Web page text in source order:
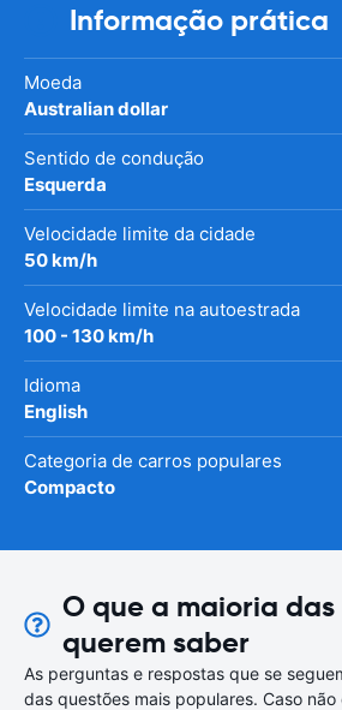
Informação prática
Moeda
Australian dollar
Sentido de condução
Esquerda
Velocidade limite da cidade
50 km/h
Velocidade limite na autoestrada
100 - 130 km/h
Idioma
English
Categoria de carros populares
Compacto
O que a maioria das
querem saber
As perguntas e respostas que se
das questões mais populares. Caso